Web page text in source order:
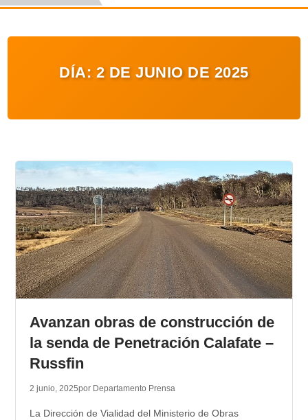
CRÓNICA
ENTRETENIMIENTO Y CULTURA
AUDIOS
VIDEOS
GALERIA DE FOTOS
APP MÓVIL
DÍA: 2 DE JUNIO DE 2025
Avanzan obras de construcción de
la senda de Penetración Calafate –
Russfin
2 junio, 2025por Departamento Prensa
La Dirección de Vialidad del Ministerio de Obras